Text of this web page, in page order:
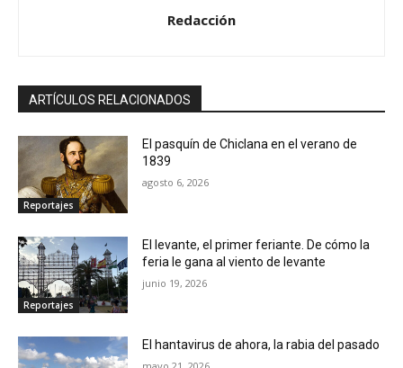
Redacción
ARTÍCULOS RELACIONADOS
Reportajes
El pasquín de Chiclana en el verano de
1839
agosto 6, 2026
Reportajes
El levante, el primer feriante. De cómo la
feria le gana al viento de levante
junio 19, 2026
El hantavirus de ahora, la rabia del pasado